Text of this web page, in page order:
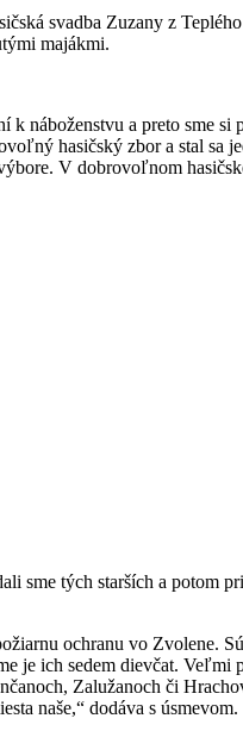
svadba Zuzany z
majákmi.
náboženstvu a preto sme si
hasičský zbor a stal sa
V dobrovoľnom
sme tých starších a potom
ochranu vo Zvolene.
je ich sedem dievčat. Veľmi
Zalužanoch či
naše,“ dodáva s úsmevom.